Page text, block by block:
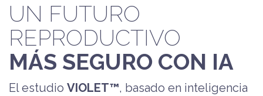
UN FUTURO
REPRODUCTIVO
MÁS SEGURO CON IA
El estudio VIOLET™, basado en inteligencia